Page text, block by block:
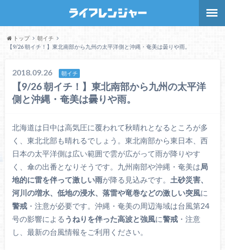
トップ
朝イチ
【9/26 朝イチ！】東北南部から九州の太平洋側と沖縄・奄美は曇りや雨。
2018.09.26 朝イチ
【9/26 朝イチ！】東北南部から九州の太平洋
側と沖縄・奄美は曇りや雨。
北海道は日中は高気圧に覆われて秋晴れとなるところが多
く、東北北部も晴れるでしょう。東北南部から東日本、西
日本の太平洋側は広い範囲で雲が広がって雨が降りやす
く、傘の出番となりそうです。九州南部や沖縄・奄美は局
地的に雷を伴って激しい雨が降る見込みです。 土砂災害、
河川の増水、低地の浸水、落雷や竜巻などの激しい突風に
警戒・注意が必要です。沖縄・奄美の周辺海域は台風第24
号の影響による うねりを伴った高波と強風に警戒・注意
し、最新の台風情報をご利用ください。